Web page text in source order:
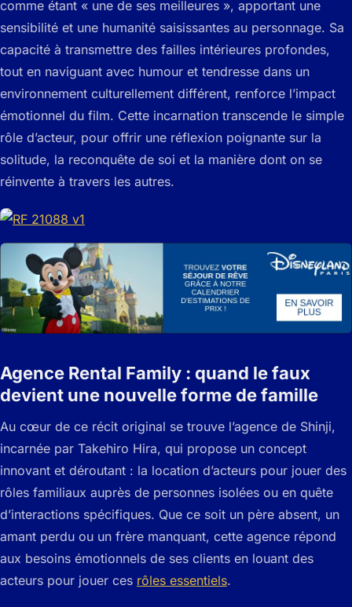
comme étant « une de ses meilleures », apportant une
sensibilité et une humanité saisissantes au personnage. Sa
capacité à transmettre des failles intérieures profondes,
tout en naviguant avec humour et tendresse dans un
environnement culturellement différent, renforce l’impact
émotionnel du film. Cette incarnation transcende le simple
rôle d’acteur, pour offrir une réflexion poignante sur la
solitude, la reconquête de soi et la manière dont on se
réinvente à travers les autres.
Agence Rental Family : quand le faux
devient une nouvelle forme de famille
Au cœur de ce récit original se trouve l’agence de Shinji,
incarnée par Takehiro Hira, qui propose un concept
innovant et déroutant : la location d’acteurs pour jouer des
rôles familiaux auprès de personnes isolées ou en quête
d’interactions spécifiques. Que ce soit un père absent, un
amant perdu ou un frère manquant, cette agence répond
aux besoins émotionnels de ses clients en louant des
acteurs pour jouer ces rôles essentiels.